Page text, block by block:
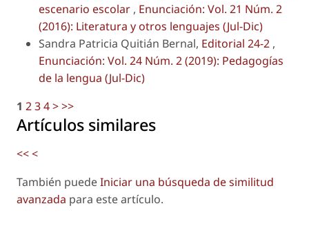
escenario escolar , Enunciación: Vol. 21 Núm. 2
(2016): Literatura y otros lenguajes (Jul-Dic)
Sandra Patricia Quitián Bernal, Editorial 24-2 ,
Enunciación: Vol. 24 Núm. 2 (2019): Pedagogías
de la lengua (Jul-Dic)
1 234>>>
Artículos similares
<<<
También puedeIniciar una búsqueda de similitud
avanzada para este artículo.